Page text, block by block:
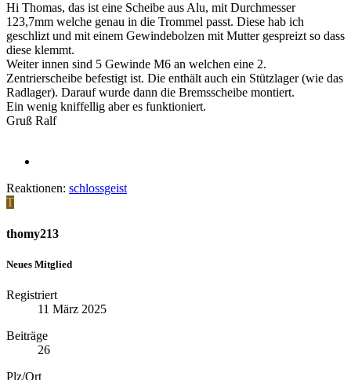
Hi Thomas, das ist eine Scheibe aus Alu, mit Durchmesser
123,7mm welche genau in die Trommel passt. Diese hab ich
geschlizt und mit einem Gewindebolzen mit Mutter gespreizt so dass
diese klemmt.
Weiter innen sind 5 Gewinde M6 an welchen eine 2.
Zentrierscheibe befestigt ist. Die enthält auch ein Stützlager (wie das
Radlager). Darauf wurde dann die Bremsscheibe montiert.
Ein wenig kniffellig aber es funktioniert.
Gruß Ralf
Reaktionen: schlossgeist
T
thomy213
Neues Mitglied
Registriert
11 März 2025
Beiträge
26
Plz/Ort